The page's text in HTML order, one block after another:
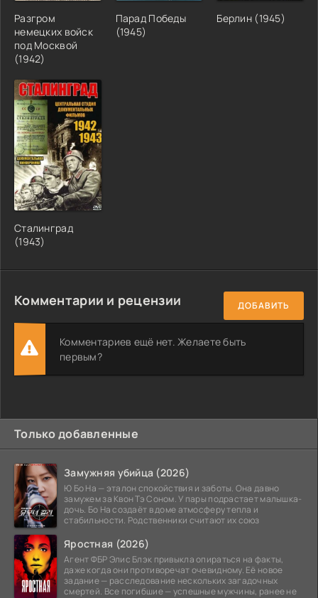
Разгром
немецких войск
под Москвой
(1942)
Парад Победы
(1945)
Берлин (1945)
Сталинград
(1943)
Комментарии и рецензии ДОБАВИТЬ
Комментариев ещё нет. Желаете быть
первым?
Только добавленные
Замужняя убийца (2026)
Ю Бо На — эталон спокойствия и заботы. Она давно
замужем за Квон Тэ Соном. У пары подрастает малышка-
дочь. Бо На создаёт в доме атмосферу тепла и
стабильности. Родственники считают их союз
Яростная (2026)
Агент ФБР Элис Блэк привыкла опираться на факты,
даже когда они противоречат очевидному. Её новое
задание — расследование нескольких загадочных
смертей. Все погибшие — успешные мужчины, ранее не